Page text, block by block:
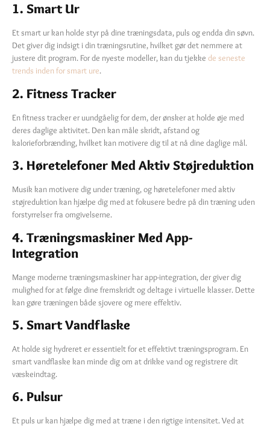
1. Smart Ur
Et smart ur kan holde styr på dine træningsdata, puls og endda din søvn.
Det giver dig indsigt i din træningsrutine, hvilket gør det nemmere at
justere dit program. For de nyeste modeller, kan du tjekke de seneste
trends inden for smart ure.
2. Fitness Tracker
En fitness tracker er uundgåelig for dem, der ønsker at holde øje med
deres daglige aktivitet. Den kan måle skridt, afstand og
kalorieforbrænding, hvilket kan motivere dig til at nå dine daglige mål.
3. Høretelefoner Med Aktiv Støjreduktion
Musik kan motivere dig under træning, og høretelefoner med aktiv
støjreduktion kan hjælpe dig med at fokusere bedre på din træning uden
forstyrrelser fra omgivelserne.
4. Træningsmaskiner Med App-
Integration
Mange moderne træningsmaskiner har app-integration, der giver dig
mulighed for at følge dine fremskridt og deltage i virtuelle klasser. Dette
kan gøre træningen både sjovere og mere effektiv.
5. Smart Vandflaske
At holde sig hydreret er essentielt for et effektivt træningsprogram. En
smart vandflaske kan minde dig om at drikke vand og registrere dit
væskeindtag.
6. Pulsur
Et puls ur kan hjælpe dig med at træne i den rigtige intensitet. Ved at